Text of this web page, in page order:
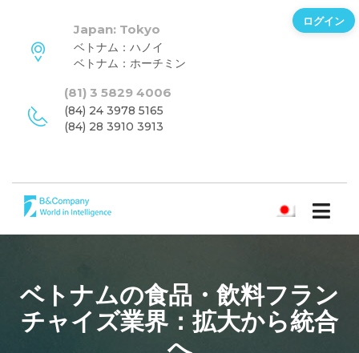
Japan: Tokyo
ベトナム：ハノイ
ベトナム：ホーチミン
(81) 3 5829 4006
(84) 24 3978 5165
(84) 28 3910 3913
日本語
ベトナムの食品・飲料フラン
チャイズ業界：拡大から統合
ログイン